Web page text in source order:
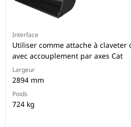
Interface
Utiliser comme attache à claveter
avec accouplement par axes Cat
Largeur
2894 mm
Poids
724 kg